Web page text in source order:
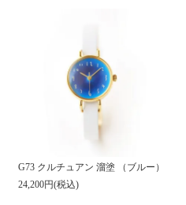
G73 クルチュアン 溜塗 （ブルー）
24,200円(税込)